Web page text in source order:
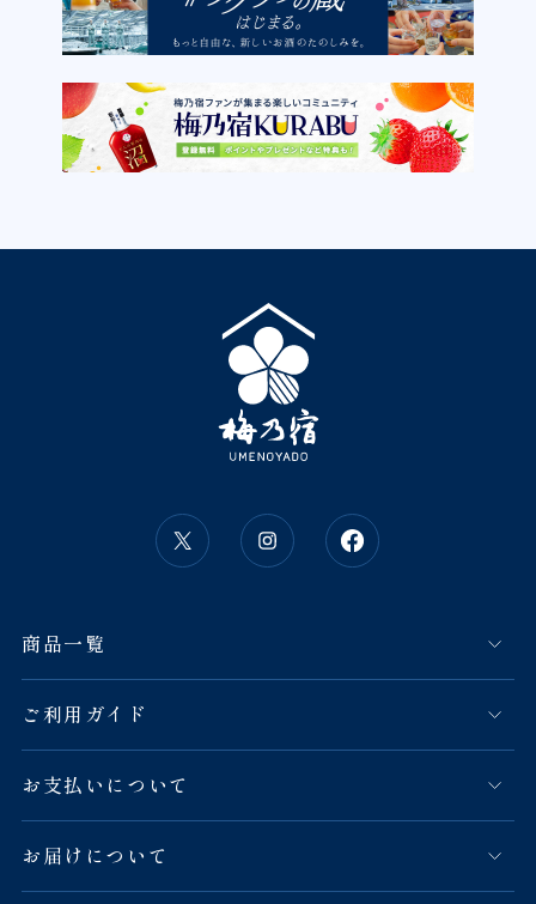
商品一覧
ご利用ガイド
お支払いについて
お届けについて